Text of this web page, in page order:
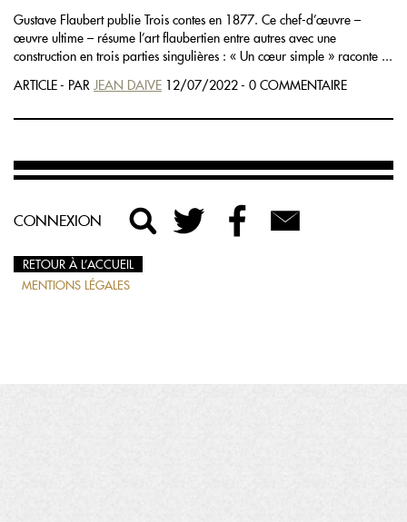
Gustave Flaubert publie Trois contes en 1877. Ce chef-d’œuvre –
œuvre ultime – résume l’art flaubertien entre autres avec une
construction en trois parties singulières : « Un cœur simple » raconte ...
ARTICLE - PAR JEAN DAIVE 12/07/2022 - 0 COMMENTAIRE
CONNEXION
RETOUR À L’ACCUEIL
MENTIONS LÉGALES